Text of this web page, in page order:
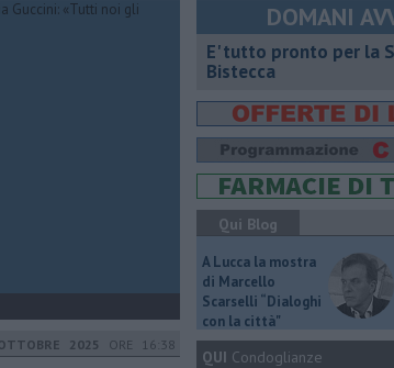
2025 ORE 16:38
DOMANI
E' tutto pronto per la
Bistecca
Qui Blog
A Lucca la mostra
di Marcello
Scarselli “Dialoghi
con la città"
QUI Condoglianze